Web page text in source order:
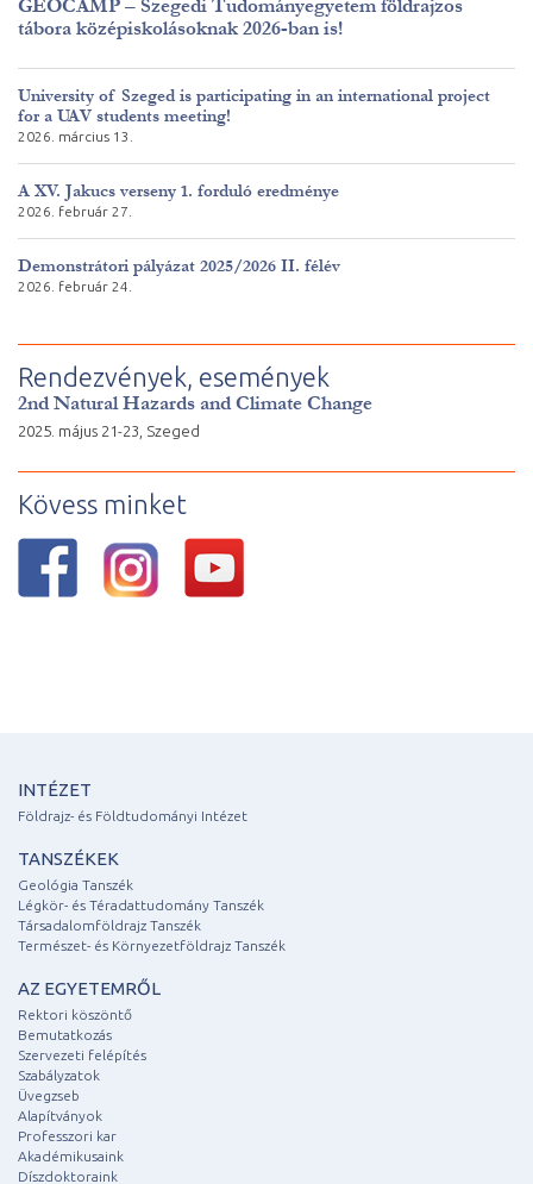
GEOCAMP – Szegedi Tudományegyetem földrajzos
tábora középiskolásoknak 2026-ban is!
University of Szeged is participating in an international project
for a UAV students meeting!
2026. március 13.
A XV. Jakucs verseny 1. forduló eredménye
2026. február 27.
Demonstrátori pályázat 2025/2026 II. félév
2026. február 24.
Rendezvények, események
2nd Natural Hazards and Climate Change
2025. május 21-23, Szeged
Kövess minket
INTÉZET
Földrajz- és Földtudományi Intézet
TANSZÉKEK
Geológia Tanszék
Légkör- és Téradattudomány Tanszék
Társadalomföldrajz Tanszék
Természet- és Környezetföldrajz Tanszék
AZ EGYETEMRŐL
Rektori köszöntő
Bemutatkozás
Szervezeti felépítés
Szabályzatok
Üvegzseb
Alapítványok
Professzori kar
Akadémikusaink
Díszdoktoraink